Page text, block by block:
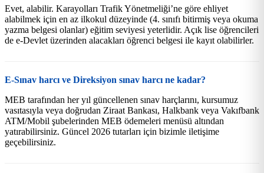
Evet, alabilir. Karayolları Trafik Yönetmeliği’ne göre ehliyet
alabilmek için en az ilkokul düzeyinde (4. sınıfı bitirmiş veya okuma
yazma belgesi olanlar) eğitim seviyesi yeterlidir. Açık lise öğrencileri
de e-Devlet üzerinden alacakları öğrenci belgesi ile kayıt olabilirler.
E-Sınav harcı ve Direksiyon sınav harcı ne kadar?
MEB tarafından her yıl güncellenen sınav harçlarını, kursumuz
vasıtasıyla veya doğrudan Ziraat Bankası, Halkbank veya Vakıfbank
ATM/Mobil şubelerinden MEB ödemeleri menüsü altından
yatırabilirsiniz. Güncel 2026 tutarları için bizimle iletişime
geçebilirsiniz.